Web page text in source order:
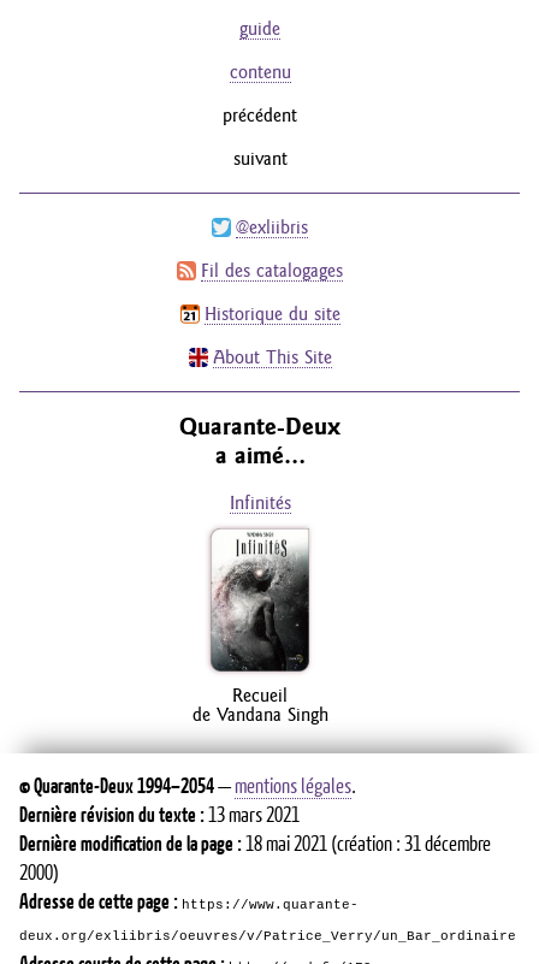
guide
contenu
précédent
suivant
@exliibris
Fil des catalogages
Historique du site
About This Site
Quarante-Deux
a aimé…
Infinités
Recueil
de Vandana Singh
©Quarante-Deux1994–2054—mentions légales.
Dernière révision du texte :13 mars 2021
Dernière modification de la page :18 mai 2021 (création : 31 décembre
2000)
Adresse de cette page : https://www.quarante-
deux.org/exliibris/oeuvres/v/Patrice_Verry/un_Bar_ordinaire